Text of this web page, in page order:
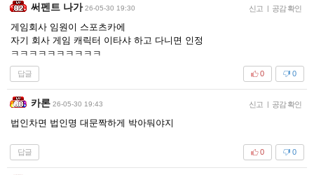
써펜트 나가 26-05-30 19:30 신고 | 공감 확인
게임회사 임원이 스포츠카에
자기 회사 게임 캐릭터 이타샤 하고 다니면 인정
ㅋㅋㅋㅋㅋㅋㅋㅋㅋㅋ
답글 0
0
카론 26-05-30 19:43 신고 | 공감 확인
법인차면 법인명 대문짝하게 박아둬야지
답글 0
0